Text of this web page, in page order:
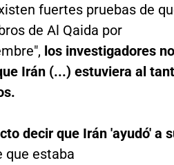
fuertes pruebas de
de Al Qaida por
los investigadores no
Irán (...) estuviera al
decir que Irán 'ayudó' a
que estaba